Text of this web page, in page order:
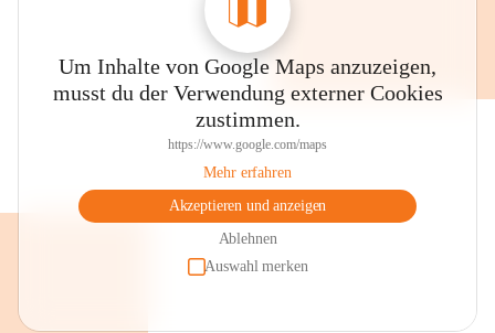
Um Inhalte von Google Maps anzuzeigen,
musst du der Verwendung externer Cookies
zustimmen.
https://www.google.com/maps
Mehr erfahren
Akzeptieren und anzeigen
Ablehnen
Auswahl merken